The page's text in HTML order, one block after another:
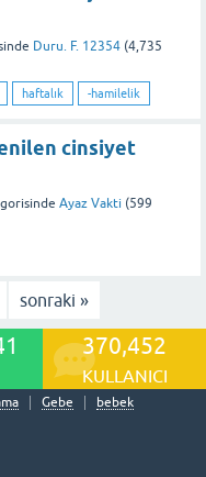
Duru. F. 12354 (4,735
haftalık -hamilelik
cinsiyet
Ayaz Vakti (599
sonraki »
370,452
KULLANICI
Gebe bebek